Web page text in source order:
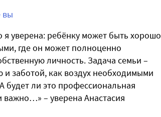
вы
я уверена: ребёнку может быть хорошо
где он может полноценно
личность. Задача семьи –
заботой, как воздух необходимыми
будет ли это профессиональная
– уверена Анастасия